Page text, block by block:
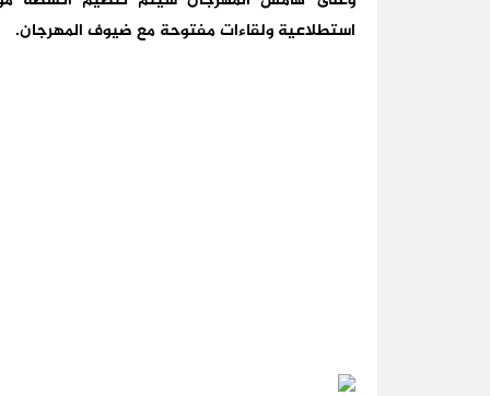
استطلاعية ولقاءات مفتوحة مع ضيوف المهرجان.